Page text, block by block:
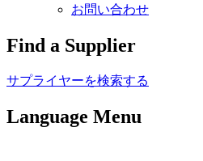
お問い合わせ
Find a Supplier
サプライヤーを検索する
Language Menu